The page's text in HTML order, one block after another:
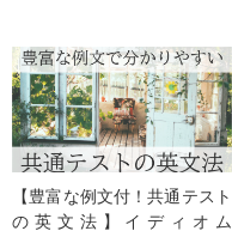
【豊富な例文付！共通テスト
の英文法】イディオム